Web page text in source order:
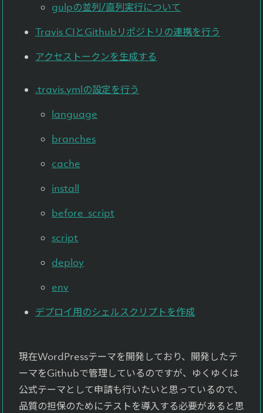
gulpの並列/直列実行について
Travis CIとGithubリポジトリの連携を行う
アクセストークンを生成する
.travis.ymlの設定を行う
language
branches
cache
install
before_script
script
deploy
env
デプロイ用のシェルスクリプトを作成
現在WordPressテーマを開発しており、開発したテ
ーマをGithubで管理しているのですが、ゆくゆくは
公式テーマとして申請も行いたいと思っているので、
品質の担保のためにテストを導入する必要があると思